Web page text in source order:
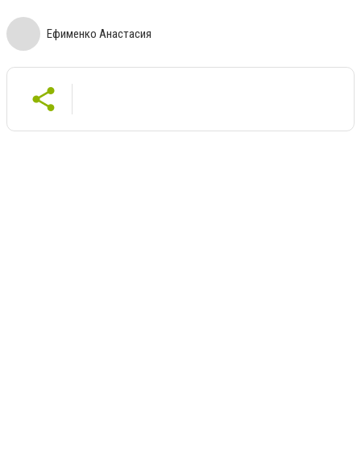
Ефименко Анастасия